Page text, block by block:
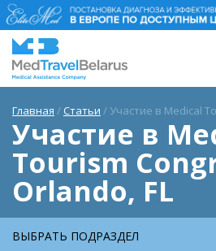
Главная / Статьи / Участие в Medical
Участие в
Tourism
Orlando, FL
ВЫБРАТЬ ПОДРАЗДЕЛ